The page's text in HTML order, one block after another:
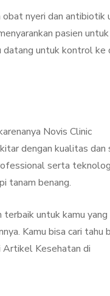
nyeri dan antibiotik
pasien
untuk kontrol ke
Novis Clinic
dengan kualitas dan
serta
tanam benang.
untuk kamu yang
Kamu bisa cari tahu
Artikel Kesehatan di